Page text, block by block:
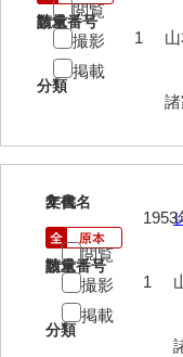
今井家文
今川家文
岩崎家
上田家文
請求番号
分類
数量
1
閲覧
撮影
掲載
2
文書名
請求番号
分類
年代
1953
数量
1
閲覧
撮影
掲載